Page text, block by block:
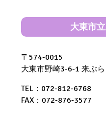
大東市
〒574-0015
大東市野崎3-6-1 来ぶ
TEL：072-812-6768
FAX：072-876-3577